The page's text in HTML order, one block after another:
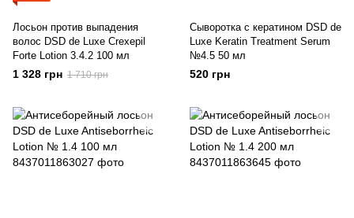
Лосьон против выпадения
волос DSD de Luxe Crexepil
Forte Lotion 3.4.2 100 мл
1 328 грн 1 710 грн
Сыворотка с кератином DSD de
Luxe Keratin Treatment Serum
№4.5 50 мл
520 грн